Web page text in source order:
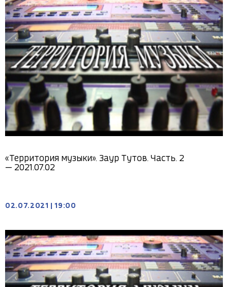
«Территория музыки». Заур Тутов. Часть. 2
— 2021.07.02
02.07.2021 19:00